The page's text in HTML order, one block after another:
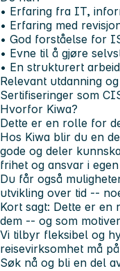
• Erfaring fra IT,
• Erfaring med
• God forståelse for
• Evne til å gjøre
• En strukturert
Relevant utdanning
Sertifiseringer som
Hvorfor Kiwa?
Dette er en rolle for
Hos Kiwa blir du en
gode og deler
frihet og ansvar i
Du får også
utvikling over tid --
Kort sagt: Dette er en
dem -- og som
Vi tilbyr fleksibel og
reisevirksomhet må
Søk nå og bli en del